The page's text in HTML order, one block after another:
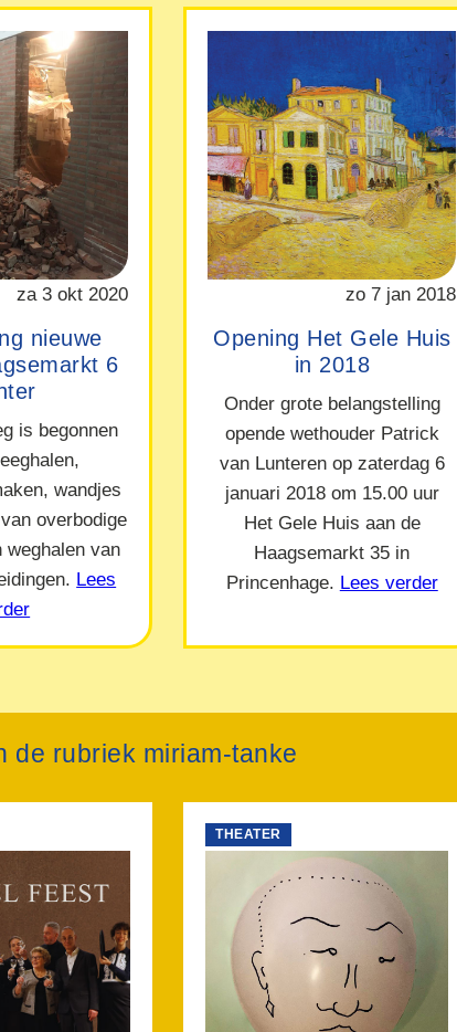
za 3 okt 2020
nieuwe
6
is begonnen
wandjes
overbodige
weghalen van
Lees
zo 7 jan 2018
Opening Het Gele Huis
in 2018
Onder grote belangstelling
opende wethouder Patrick
van Lunteren op zaterdag 6
januari 2018 om 15.00 uur
Het Gele Huis aan de
Haagsemarkt 35 in
Princenhage. Lees verder
de rubriek miriam-tanke
THEATER